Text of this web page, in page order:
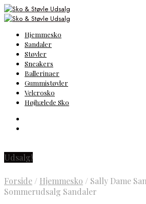
Hjemmesko
Sandaler
Støvler
Sneakers
Ballerinaer
Gummistøvler
Velcrosko
Højhælede Sko
Udsalg!
Forside / Hjemmesko / Sally Dame
Sommerudsalg Sandaler